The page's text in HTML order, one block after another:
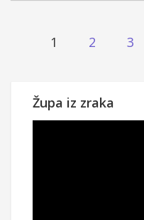
Brojevi
1 2 3
Župa iz zraka